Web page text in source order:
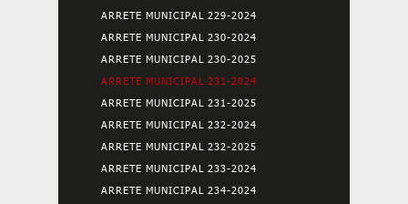
ARRETE MUNICIPAL 229-2024
ARRETE MUNICIPAL 230-2024
ARRETE MUNICIPAL 230-2025
ARRETE MUNICIPAL 231-2024
ARRETE MUNICIPAL 231-2025
ARRETE MUNICIPAL 232-2024
ARRETE MUNICIPAL 232-2025
ARRETE MUNICIPAL 233-2024
ARRETE MUNICIPAL 234-2024